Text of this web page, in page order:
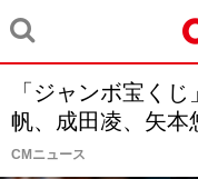
「ジャンボ宝く
帆、成田凌、矢本
CMニュース